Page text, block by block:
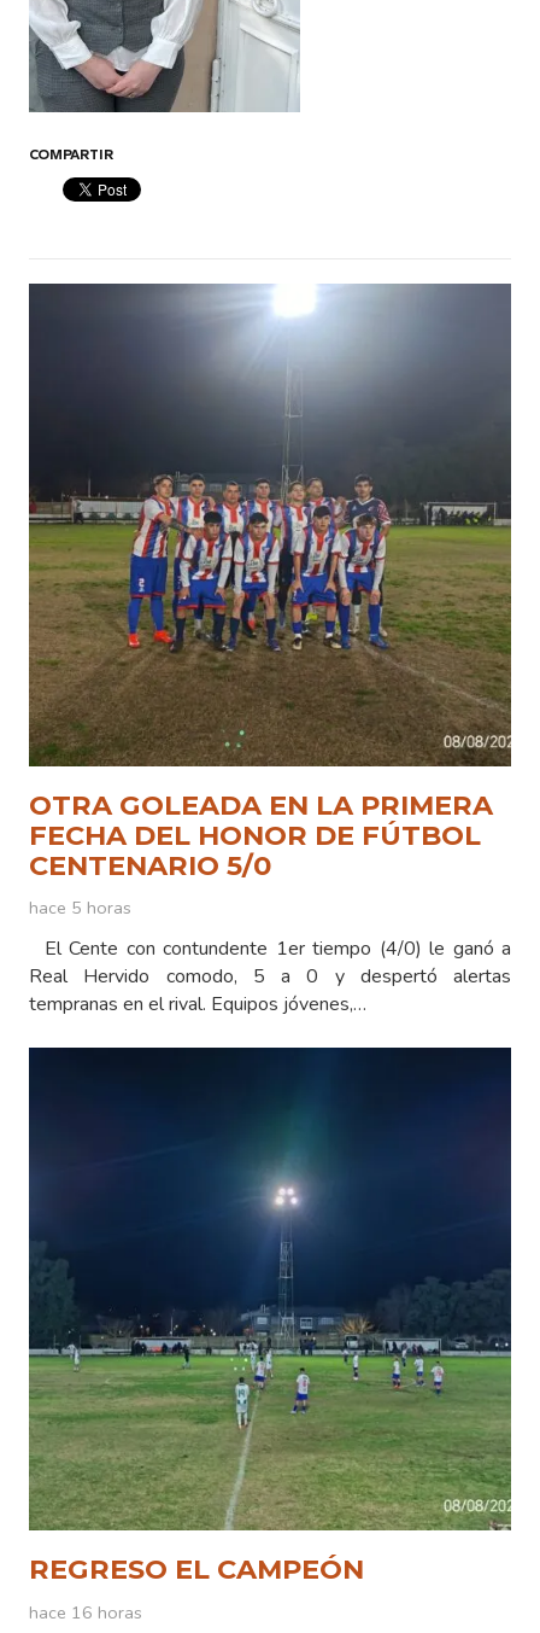
COMPARTIR
OTRA GOLEADA EN LA PRIMERA
FECHA DEL HONOR DE FÚTBOL
CENTENARIO 5/0
hace 5 horas
El Cente con contundente 1er tiempo (4/0) le ganó a
Real Hervido comodo, 5 a 0 y despertó alertas
tempranas en el rival. Equipos jóvenes,…
REGRESO EL CAMPEÓN
hace 16 horas